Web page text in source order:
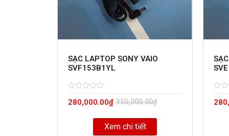
SẠC LAPTOP SONY VAIO
SVF153B1YL
0
350,000.00₫
280,000.00₫
Xem chi tiết
0